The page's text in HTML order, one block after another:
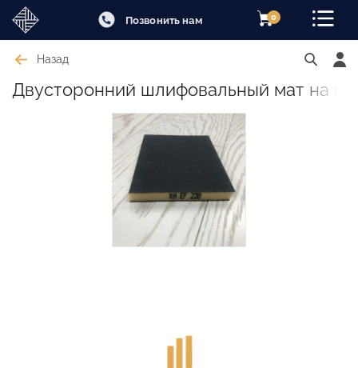
Позвонить нам 0
Назад
Двусторонний шлифовальный мат на